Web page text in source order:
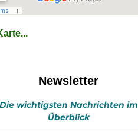
Newsletter
Die wichtigsten Nachrichten im
Überblick